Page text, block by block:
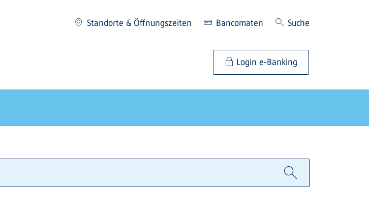
Standorte & Öffnungszeiten Bancomaten Suche
Login e-Banking